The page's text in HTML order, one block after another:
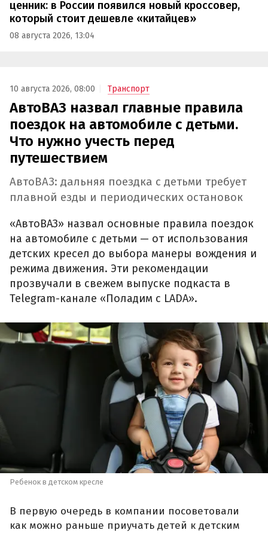
ценник: в России появился новый кроссовер,
который стоит дешевле «китайцев»
08 августа 2026, 13:04
10 августа 2026, 08:00 Транспорт
АвтоВАЗ назвал главные правила
поездок на автомобиле с детьми.
Что нужно учесть перед
путешествием
АвтоВАЗ: дальняя поездка с детьми требует
плавной езды и периодических остановок
«АвтоВАЗ» назвал основные правила поездок
на автомобиле с детьми — от использования
детских кресел до выбора манеры вождения и
режима движения. Эти рекомендации
прозвучали в свежем выпуске подкаста в
Telegram-канале «Поладим с LADA».
Ребенок в детском кресле
В первую очередь в компании посоветовали
как можно раньше приучать детей к детским